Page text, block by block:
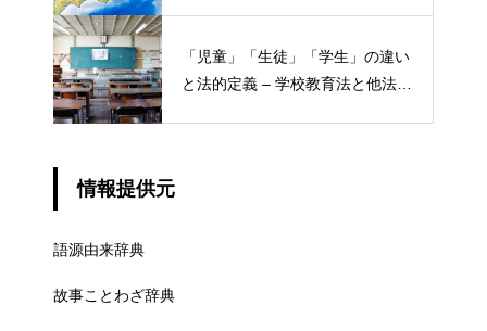
「児童」「生徒」「学生」の違い
と法的定義 – 学校教育法と他法律
情報提供元
語源由来辞典
故事ことわざ辞典